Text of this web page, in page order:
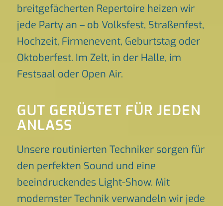
breitgefächerten Repertoire heizen wir
jede Party an – ob Volksfest, Straßenfest,
Hochzeit, Firmenevent, Geburtstag oder
Oktoberfest. Im Zelt, in der Halle, im
Festsaal oder Open Air.
GUT GERÜSTET FÜR JEDEN
ANLASS
Unsere routinierten Techniker sorgen für
den perfekten Sound und eine
beeindruckendes Light-Show. Mit
modernster Technik verwandeln wir jede